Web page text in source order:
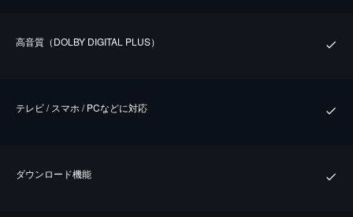
⾼⾳質（DOLBY DIGITAL PLUS）
テレビ / スマホ / PCなどに対応
ダウンロード機能